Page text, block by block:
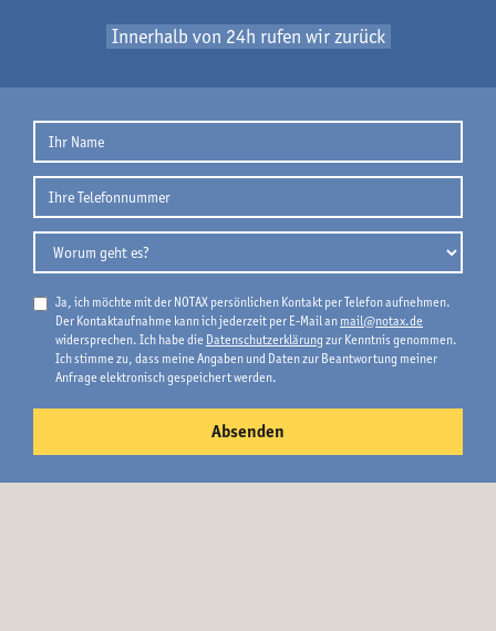
Innerhalb von 24h rufen wir zurück
Ja, ich möchte mit der NOTAX persönlichen Kontakt per Telefon aufnehmen.
Der Kontaktaufnahme kann ich jederzeit per E-Mail an mail@notax.de
widersprechen. Ich habe die Datenschutzerklärungzur Kenntnis genommen.
Ich stimme zu, dass meine Angaben und Daten zur Beantwortung meiner
Anfrage elektronisch gespeichert werden.